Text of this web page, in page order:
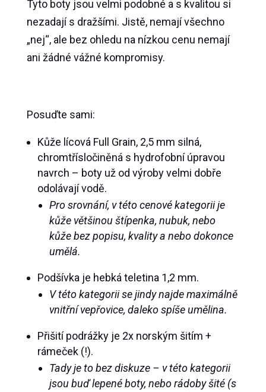
Tyto boty jsou velmi podobné a s kvalitou si
nezadají s dražšími. Jistě, nemají všechno
„nej“, ale bez ohledu na nízkou cenu nemají
ani žádné vážné kompromisy.
Posuďte sami:
Kůže lícová Full Grain, 2,5 mm silná,
chromtřísločiněná s hydrofobní úpravou
navrch – boty už od výroby velmi dobře
odolávají vodě.
Pro srovnání, v této cenové kategorii je
kůže většinou štípenka, nubuk, nebo
kůže bez popisu, kvality a nebo dokonce
umělá.
Podšívka je hebká teletina 1,2 mm.
V této kategorii se jindy najde maximálně
vnitřní vepřovice, daleko spíše umělina.
Přišití podrážky je 2x norským šitím +
rámeček (!).
Tady je to bez diskuze – v této kategorii
jsou buď lepené boty, nebo rádoby šité (s